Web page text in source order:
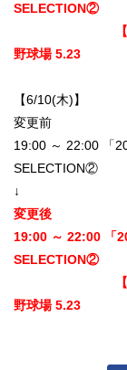
SELECTION②
【第7週】明
野球場 5.23
【6/10(木)】
変更前
19:00 ～ 22:00 「
SELECTION②
↓
変更後
19:00 ～ 22:00 「
SELECTION②
【第7週】明
野球場 5.23